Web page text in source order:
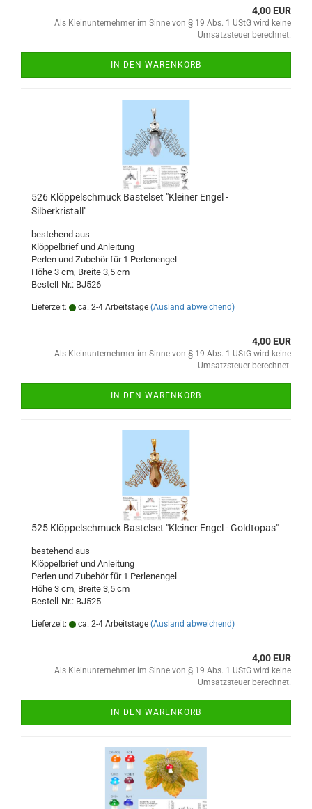
4,00 EUR
Als Kleinunternehmer im Sinne von § 19 Abs. 1 UStG wird keine
Umsatzsteuer berechnet.
IN DEN WARENKORB
526 Klöppelschmuck Bastelset "Kleiner Engel -
Silberkristall"
bestehend aus
Klöppelbrief und Anleitung
Perlen und Zubehör für 1 Perlenengel
Höhe 3 cm, Breite 3,5 cm
Bestell-Nr.: BJ526
Lieferzeit: ca. 2-4 Arbeitstage (Ausland abweichend)
4,00 EUR
Als Kleinunternehmer im Sinne von § 19 Abs. 1 UStG wird keine
Umsatzsteuer berechnet.
IN DEN WARENKORB
525 Klöppelschmuck Bastelset "Kleiner Engel - Goldtopas"
bestehend aus
Klöppelbrief und Anleitung
Perlen und Zubehör für 1 Perlenengel
Höhe 3 cm, Breite 3,5 cm
Bestell-Nr.: BJ525
Lieferzeit: ca. 2-4 Arbeitstage (Ausland abweichend)
4,00 EUR
Als Kleinunternehmer im Sinne von § 19 Abs. 1 UStG wird keine
Umsatzsteuer berechnet.
IN DEN WARENKORB